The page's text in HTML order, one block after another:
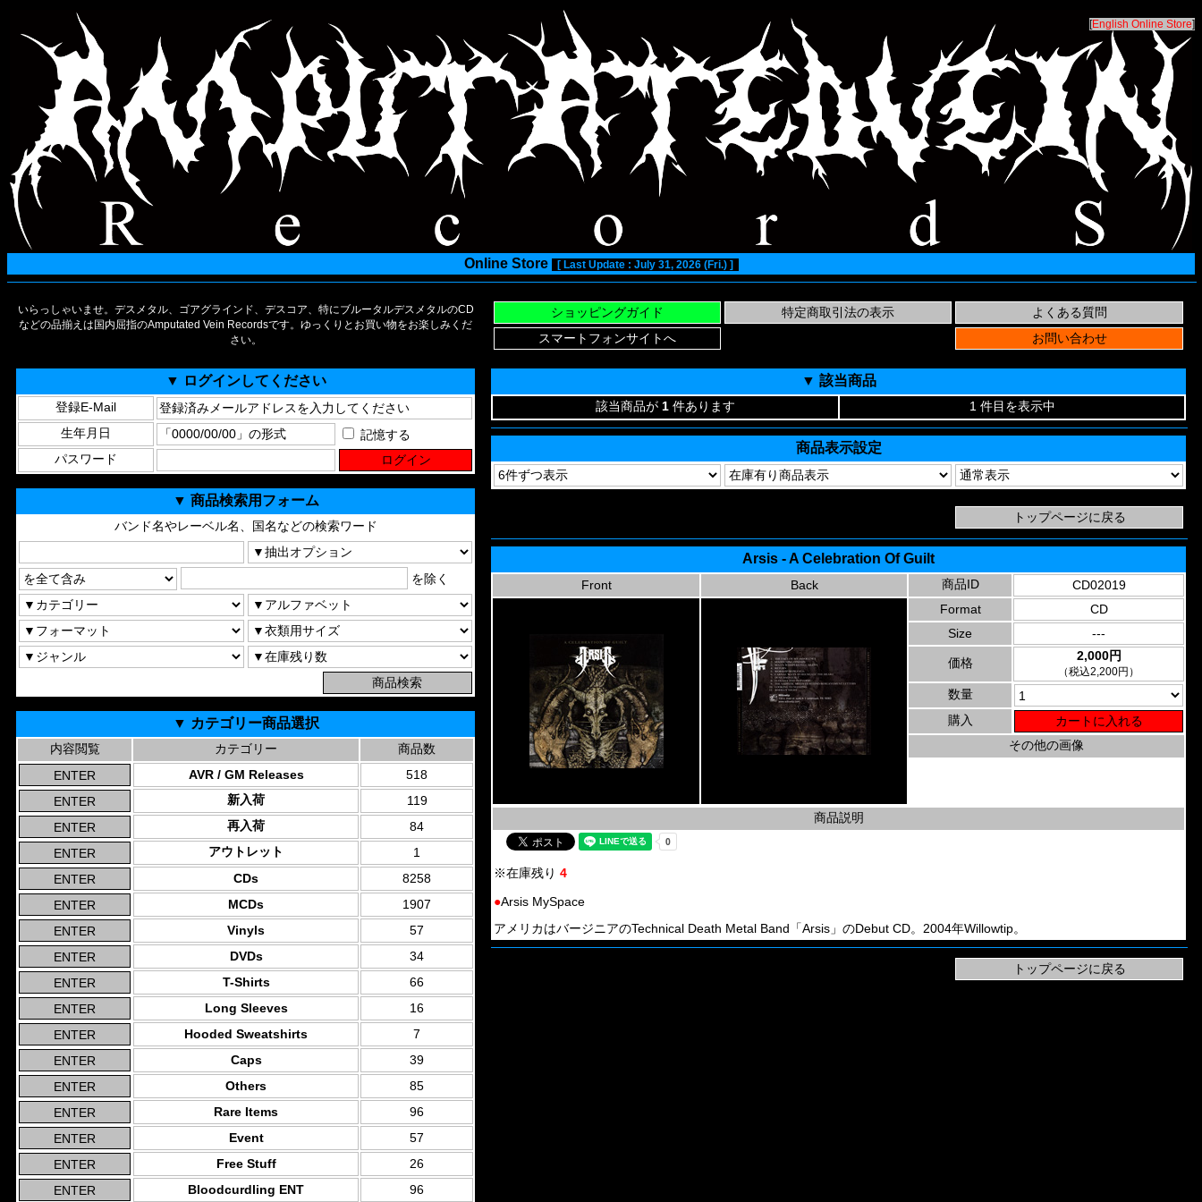
[English Online Store]
Online Store [ Last Update : July 31, 2026 (Fri.) ]
いらっしゃいませ。デスメタル、ゴアグラインド、デスコア、特にブルータルデスメタルのCD
などの品揃えは国内屈指のAmputated Vein Recordsです。ゆっくりとお買い物をお楽しみくだ
さい。
▼ ログインしてください
登録E-Mail
生年月日
記憶する
パスワード
▼ 商品検索用フォーム
バンド名やレーベル名、国名などの検索ワード
を除く
▼ カテゴリー商品選択
内容閲覧 カテゴリー
商品数
AVR / GM Releases
518
新入荷
119
再入荷
84
アウトレット
1
CDs
8258
MCDs
1907
Vinyls
57
DVDs
34
T-Shirts
66
Long Sleeves
16
Hooded Sweatshirts
7
Caps
39
Others
85
Rare Items
96
Event
57
Free Stuff
26
Bloodcurdling ENT
96
▼ 該当商品
該当商品が 1 件あります 1 件目を表示中
商品表示設定
Arsis - A Celebration Of Guilt
Front Back 商品ID
CD02019
Format
CD
Size
---
価格 2,000円
（税込2,200円）
数量
購入
その他の画像
商品説明
※在庫残り 4
●Arsis MySpace
アメリカはバージニアのTechnical Death Metal Band「Arsis」のDebut CD。2004年Willowtip。